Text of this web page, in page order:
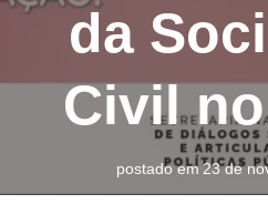
da
Civil
postado em 23 de